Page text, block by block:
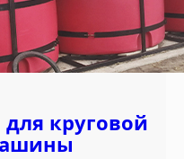
круговой